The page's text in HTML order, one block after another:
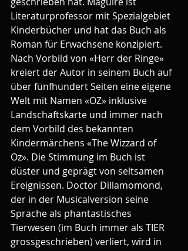
Literaturprofessor mit Spezialgebiet
Kinderbücher und hat das Buch als
Roman für Erwachsene konzipiert.
Nach Vorbild von «Herr der Ringe»
kreiert der Autor in seinem Buch auf
über fünfhundert Seiten eine eigene
Welt mit Namen «OZ» inklusive
Landschaftskarte und immer nach
dem Vorbild des bekannten
Kindermärchens «The Wizzard of
Oz». Die Stimmung im Buch ist
düster und geprägt von seltsamen
Ereignissen. Doctor Dillamomond,
der in der Musicalversion seine
Sprache als phantastisches
Tierwesen (im Buch immer als TIER
grossgeschrieben) verliert, wird in